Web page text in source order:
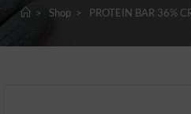
> Shop > PROTEIN BAR 36%